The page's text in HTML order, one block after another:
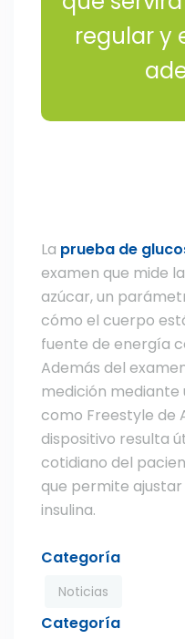
regular y
La prueba de
examen que mide
azúcar, un
cómo el cuerpo
fuente de energía
Además del
medición
como Freestyle de
dispositivo resulta
cotidiano del
que permite
insulina.
Categoría
Noticias
Categoría